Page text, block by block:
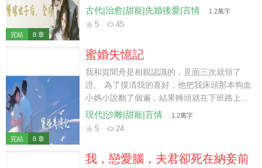
于推倒燈架的人，帶去巡城司，我顧承野的兒
子，他也敢動？」
完結 8 章
給我，小姑子天天往我房裡送點心，我的日子
過得比在姜家舒坦太多。 我坐在謝觀瀾床邊打
錢啊？」 床上的人聽了許久，醒來便攥住我的
手：「姜蒔蘿，你是不是天天盼著我出殯？」
姐姐在太子府碰了壁，又鬧著要換回婚約。 我
正想請人送客，謝觀瀾已經站到了我身邊。
古代|治愈|甜寵|先婚後愛|言情 1.2萬字
5 45
完結 8 章
蜜婚失憶記
我和賀聞舟是相親認識的，見面三次就領了
證。 為了摸清我的喜好，他把我床頭那本狗血
小媽小說翻了個遍，結果轉頭就在下班路上出
了車禍。 好消息，人沒事。 壞訊息，他一口
認定我是他小媽。 我給他擦個藥，他紅著耳朵
爸把我讓給他。 他爸聽完之後，點燃了一根
現代|沙雕|甜寵|言情 1.2萬字
5 24
我，戀愛腦，夫君卻死在納妾前